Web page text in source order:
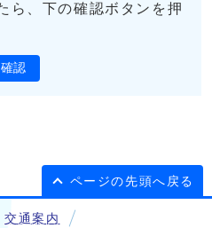
ら、下の確認ボタンを押
確認
ページの先頭へ戻る
交通案内